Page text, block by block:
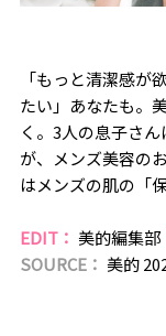
「もっと清潔感が
たい」あなたも。
く。3人の息子さ
が、メンズ美容の
はメンズの肌の「
EDIT： 美的編集部
SOURCE： 美的